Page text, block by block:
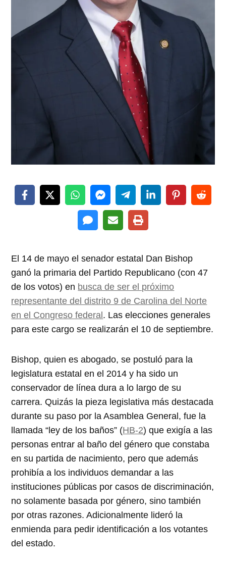
El 14 de mayo el senador estatal Dan Bishop
ganó la primaria del Partido Republicano (con47
de los votos) en busca de ser el próximo
representante del distrito 9 de Carolina del Norte
en el Congreso federal. Las elecciones generales
para este cargo se realizaránel 10 de septiembre.
Bishop, quien es abogado, se postuló para la
legislatura estatal enel 2014 y ha sido un
conservador de línea dura a lo largo de su
carrera. Quizás la pieza legislativa más destacada
durante su paso por la Asamblea General, fue la
llamada ley de los baños (HB-2) que exigía a las
personas entrar al baño del género que constaba
en su partida de nacimiento, pero que además
prohibía a los individuos demandar a las
instituciones públicas por casos de discriminación,
no solamente basada por género, sino también
por otras razones. Adicionalmente lideró la
enmienda para pedir identificación a los votantes
del estado.